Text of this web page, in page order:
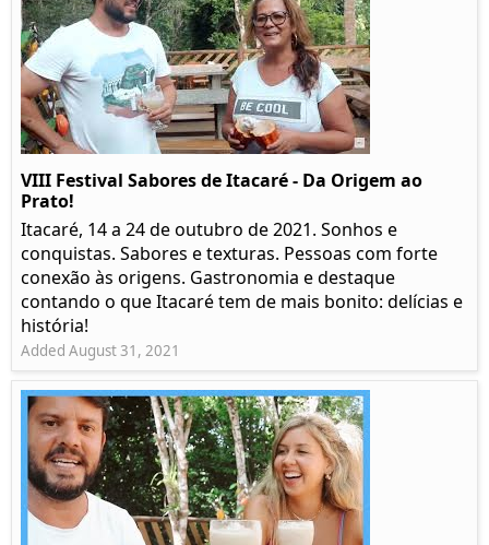
VIII Festival Sabores de Itacaré - Da Origem ao
Prato!
Itacaré, 14 a 24 de outubro de 2021. Sonhos e
conquistas. Sabores e texturas. Pessoas com forte
conexão às origens. Gastronomia e destaque
contando o que Itacaré tem de mais bonito: delícias e
história!
Added August 31, 2021